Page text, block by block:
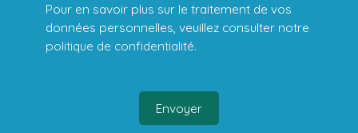
Pour en savoir plus sur le traitement de vos
données personnelles, veuillez consulter notre
politique de confidentialité.
Envoyer